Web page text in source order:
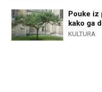
Pouke iz
kako ga
KULTURA